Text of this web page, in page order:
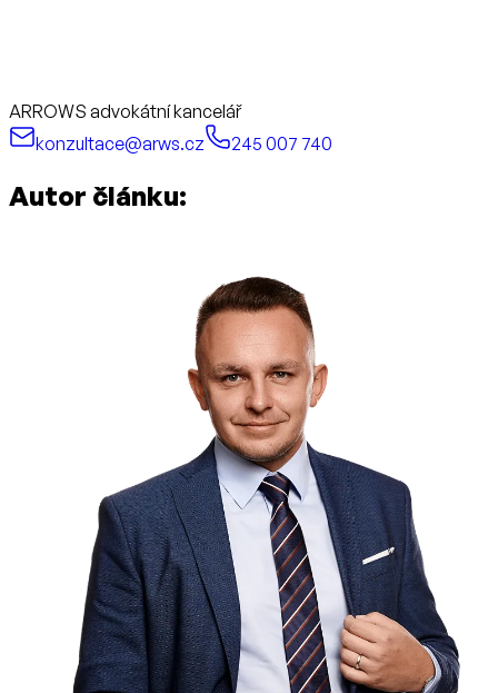
ARROWS advokátní kancelář
konzultace@arws.cz
245 007 740
Autor článku: